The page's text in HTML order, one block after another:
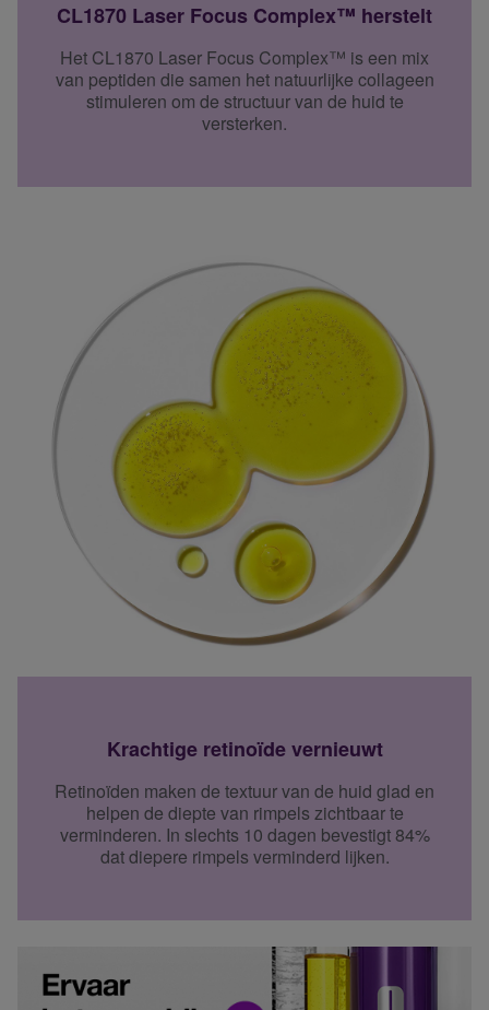
CL1870 Laser Focus Complex™ herstelt
Het CL1870 Laser Focus Complex™ is een mix
van peptiden die samen het natuurlijke collageen
stimuleren om de structuur van de huid te
versterken.
Krachtige retinoïde vernieuwt
Retinoïden maken de textuur van de huid glad en
helpen de diepte van rimpels zichtbaar te
verminderen. In slechts 10 dagen bevestigt 84%
dat diepere rimpels verminderd lijken.